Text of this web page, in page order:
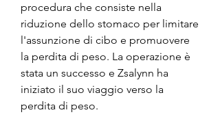
procedura che consiste nella
riduzione dello stomaco per limitare
l'assunzione di cibo e promuovere
la perdita di peso. La operazione è
stata un successo e Zsalynn ha
iniziato il suo viaggio verso la
perdita di peso.